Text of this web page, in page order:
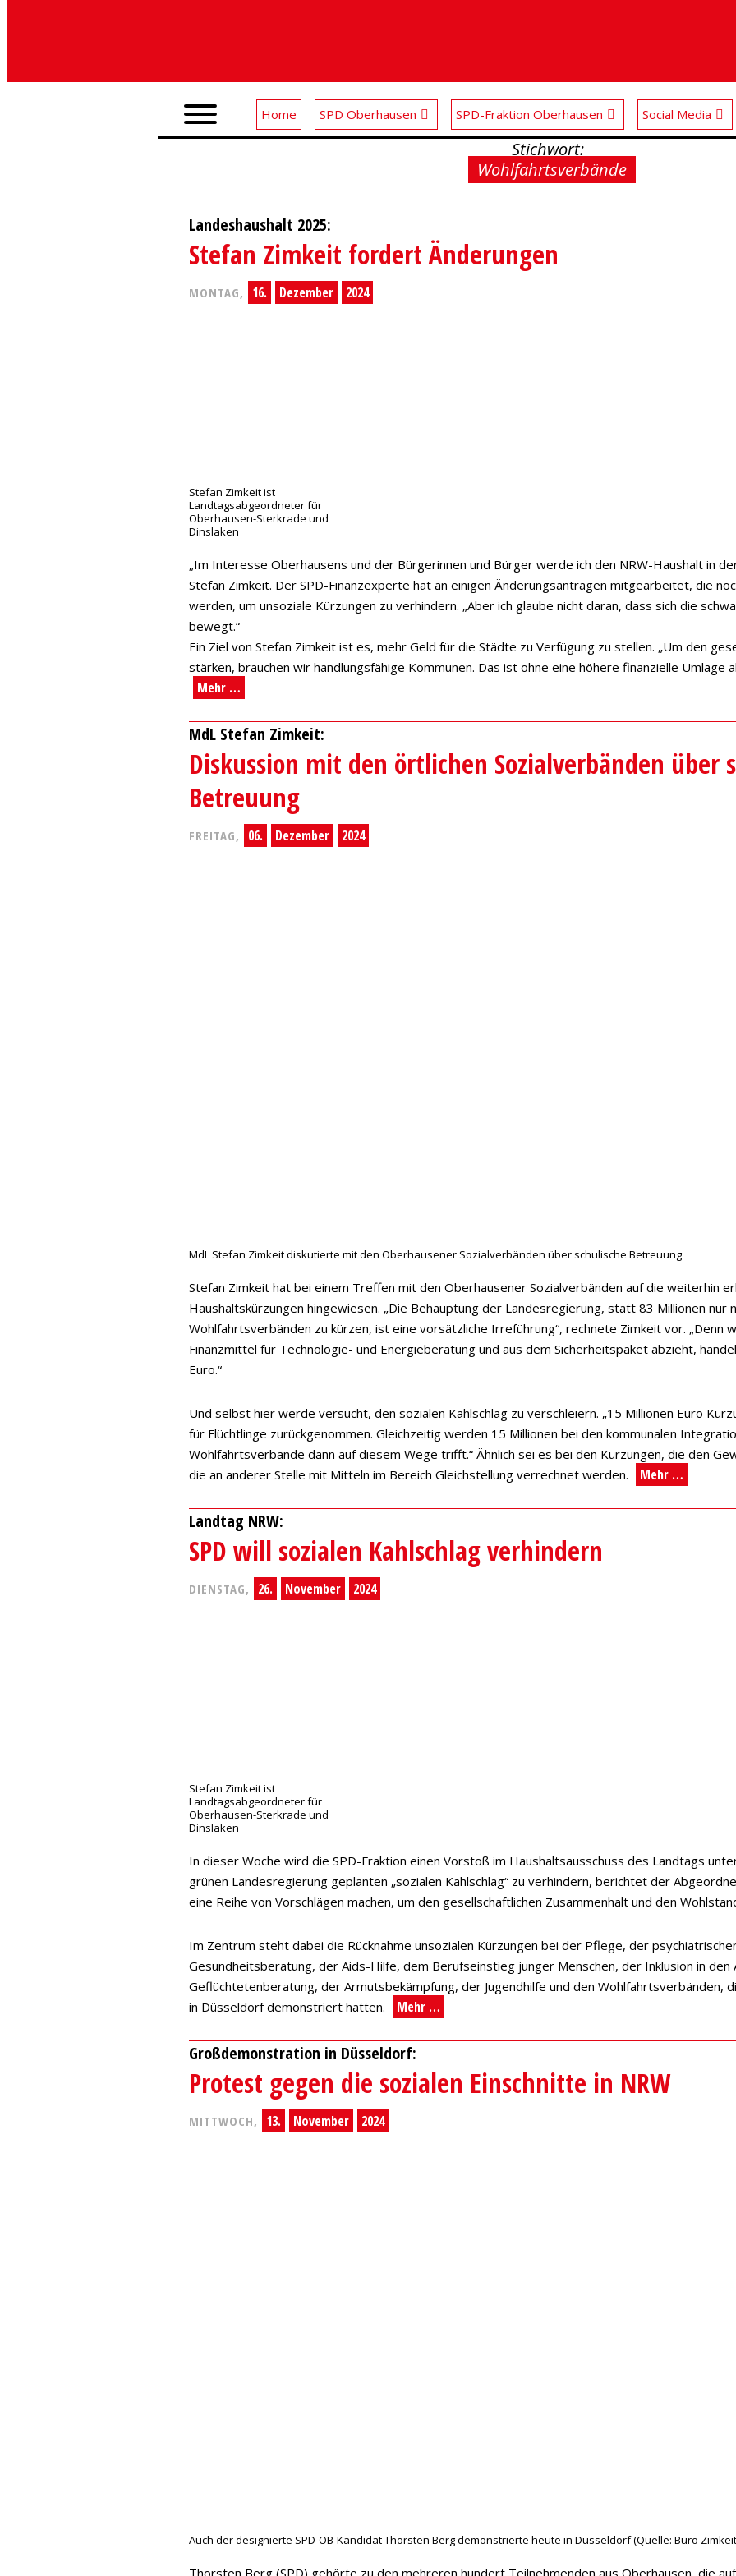
Home SPD Oberhausen SPD-Fraktion Oberhausen Social Media
Stichwort:
Wohlfahrtsverbände
Landeshaushalt 2025:
Stefan Zimkeit fordert Änderungen
MONTAG, 16. Dezember 2024
Stefan Zimkeit ist
Landtagsabgeordneter für
Oberhausen-Sterkrade und
Dinslaken
„Im Interesse Oberhausens und der Bürgerinnen und Bürger werde ich den NRW-Haushalt in
Stefan Zimkeit. Der SPD-Finanzexperte hat an einigen Änderungsanträgen mitgearbeitet, die
werden, um unsoziale Kürzungen zu verhindern. „Aber ich glaube nicht daran, dass sich die
bewegt.“
Ein Ziel von Stefan Zimkeit ist es, mehr Geld für die Städte zu Verfügung zu stellen. „Um den
stärken, brauchen wir handlungsfähige Kommunen. Das ist ohne eine höhere finanzielle Umlage
Mehr …
MdL Stefan Zimkeit:
Diskussion mit den örtlichen Sozialverbänden über
Betreuung
FREITAG, 06. Dezember 2024
MdL Stefan Zimkeit diskutierte mit den Oberhausener Sozialverbänden über schulische Betreuung
Stefan Zimkeit hat bei einem Treffen mit den Oberhausener Sozialverbänden auf die weiterhin
Haushaltskürzungen hingewiesen. „Die Behauptung der Landesregierung, statt 83 Millionen nur
Wohlfahrtsverbänden zu kürzen, ist eine vorsätzliche Irreführung“, rechnete Zimkeit vor. „Denn
Finanzmittel für Technologie- und Energieberatung und aus dem Sicherheitspaket abzieht,
Euro.“
Und selbst hier werde versucht, den sozialen Kahlschlag zu verschleiern. „15 Millionen Euro
für Flüchtlinge zurückgenommen. Gleichzeitig werden 15 Millionen bei den kommunalen
Wohlfahrtsverbände dann auf diesem Wege trifft.“ Ähnlich sei es bei den Kürzungen, die den
die an anderer Stelle mit Mitteln im Bereich Gleichstellung verrechnet werden.
Mehr …
Landtag NRW:
SPD will sozialen Kahlschlag verhindern
DIENSTAG, 26. November 2024
Stefan Zimkeit ist
Landtagsabgeordneter für
Oberhausen-Sterkrade und
Dinslaken
In dieser Woche wird die SPD-Fraktion einen Vorstoß im Haushaltsausschuss des Landtags
grünen Landesregierung geplanten „sozialen Kahlschlag“ zu verhindern, berichtet der
eine Reihe von Vorschlägen machen, um den gesellschaftlichen Zusammenhalt und den
Im Zentrum steht dabei die Rücknahme unsozialen Kürzungen bei der Pflege, der
Gesundheitsberatung, der Aids-Hilfe, dem Berufseinstieg junger Menschen, der Inklusion in
Geflüchtetenberatung, der Armutsbekämpfung, der Jugendhilfe und den Wohlfahrtsverbänden,
in Düsseldorf demonstriert hatten.
Mehr …
Großdemonstration in Düsseldorf:
Protest gegen die sozialen Einschnitte in NRW
MITTWOCH, 13. November 2024
Auch der designierte SPD-OB-Kandidat Thorsten Berg demonstrierte heute in Düsseldorf (Quelle: Büro
Thorsten Berg (SPD) gehörte zu den mehreren hundert Teilnehmenden aus Oberhausen, die